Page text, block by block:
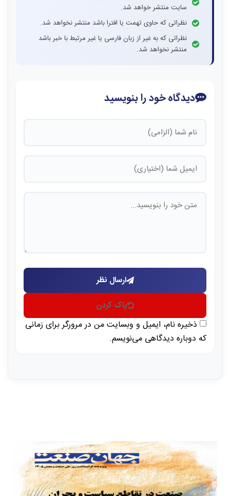
سایت منتشر خواهد شد.
نظراتی که حاوی تهمت یا افترا باشد منتشر نخواهد شد.
نظراتی که به غیر از زبان فارسی یا غیر مرتبط با خبر باشد
منتشر نخواهد شد.
دیدگاه خود را بنویسید
ارسال نظر
پاک کردن
ذخیره نام، ایمیل و وبسایت من در مرورگر برای زمانی
که دوباره دیدگاهی می‌نویسم.